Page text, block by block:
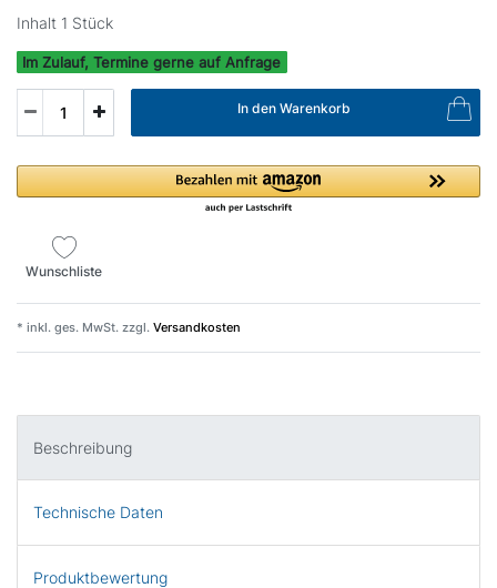
Inhalt 1 Stück
Im Zulauf, Termine gerne auf Anfrage
In den Warenkorb
Wunschliste
* inkl. ges. MwSt. zzgl. Versandkosten
Beschreibung
Technische Daten
Produktbewertung